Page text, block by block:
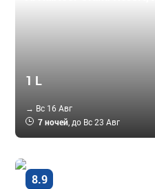
1 L
→ Вс 16 Авг
7 ночей, до Вс 23 Авг
8.9